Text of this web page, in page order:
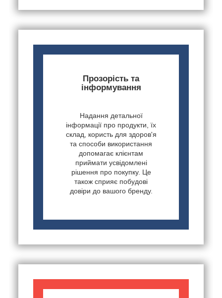
Прозорість та
інформування
Надання детальної
інформації про продукти, їх
склад, користь для здоров'я
та способи використання
допомагає клієнтам
приймати усвідомлені
рішення про покупку. Це
також сприяє побудові
довіри до вашого бренду.